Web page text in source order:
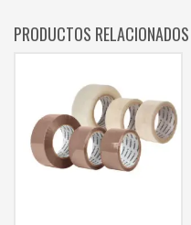
PRODUCTOS RELACIONADOS